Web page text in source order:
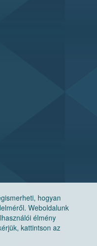
hogyan
Weboldalunk
élmény
kattintson az